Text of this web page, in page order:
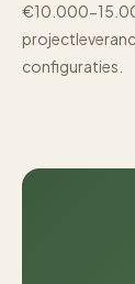
€10.000-
configuraties.